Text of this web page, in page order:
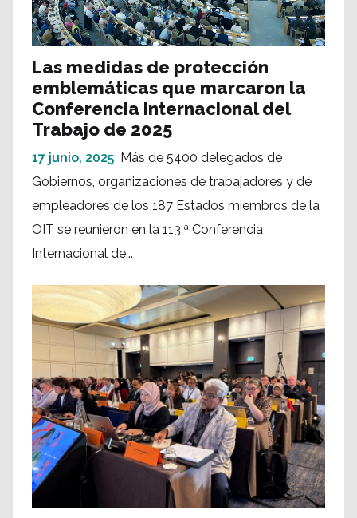
Las medidas de protección
emblemáticas que marcaron la
Conferencia Internacional del
Trabajo de 2025
17 junio, 2025 Más de 5400 delegados de
Gobiernos, organizaciones de trabajadores y de
empleadores de los 187 Estados miembros de la
OIT se reunieron en la 113.ª Conferencia
Internacional de...